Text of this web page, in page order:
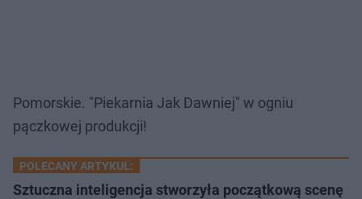
Pomorskie. "Piekarnia Jak Dawniej" w ogniu
pączkowej produkcji!
POLECANY ARTYKUŁ:
Sztuczna inteligencja stworzyła początkową scenę